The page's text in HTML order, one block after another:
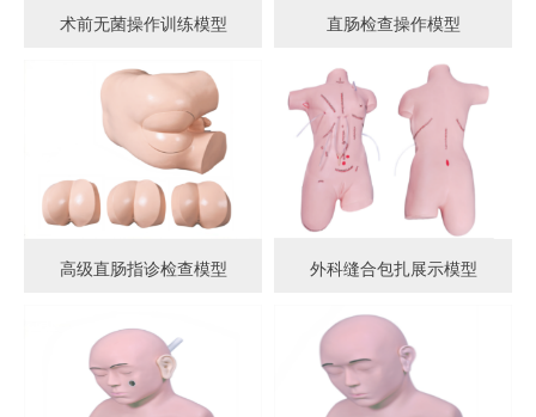
术前无菌操作训练模型 直肠检查操作模型
高级直肠指诊检查模型 外科缝合包扎展示模型